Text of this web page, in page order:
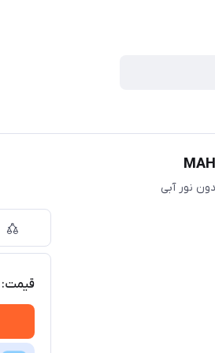
قیمت: